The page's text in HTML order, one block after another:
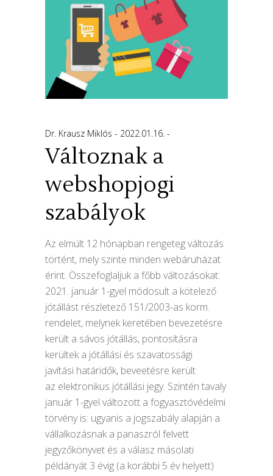
Dr. Krausz Miklós 2022.01.16.
Változnak a
webshopjogi
szabályok
Az elmúlt 12 hónapban rengeteg változás
történt, mely szinte minden webáruházat
érint. Összefoglaljuk a főbb változásokat:
2021. január 1-gyel módosult a kötelező
jótállást részletező 151/2003-as korm.
rendelet, melynek keretében bevezetésre
került a sávos jótállás, pontosításra
kerültek a jótállási és szavatossági
javítási határidők, beveetésre került
az elektronikus jótállási jegy. Szintén tavaly
január 1-gyel változott a fogyasztóvédelmi
törvény is: ugyanis a jogszabály alapján a
vállalkozásnak a panaszról felvett
jegyzőkönyvet és a válasz másolati
példányát 3 évig (a korábbi 5 év helyett)